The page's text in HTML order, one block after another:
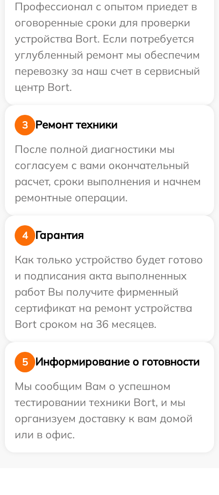
Профессионал с опытом приедет в
оговоренные сроки для проверки
устройства Bort. Если потребуется
углубленный ремонт мы обеспечим
перевозку за наш счет в сервисный
центр Bort.
3
Ремонт техники
После полной диагностики мы
согласуем с вами окончательный
расчет, сроки выполнения и начнем
ремонтные операции.
4
Гарантия
Как только устройство будет готово
и подписания акта выполненных
работ Вы получите фирменный
сертификат на ремонт устройства
Bort сроком на 36 месяцев.
5
Информирование о готовности
Мы сообщим Вам о успешном
тестировании техники Bort, и мы
организуем доставку к вам домой
или в офис.